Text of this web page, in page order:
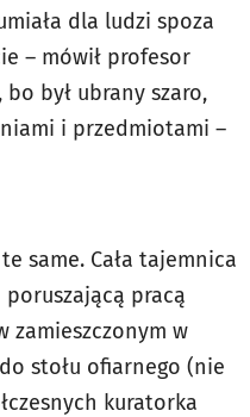
dla ludzi spoza
– mówił profesor
był ubrany szaro,
i przedmiotami –
same. Cała tajemnica
pracą
zamieszczonym w
stołu ofiarnego (nie
kuratorka